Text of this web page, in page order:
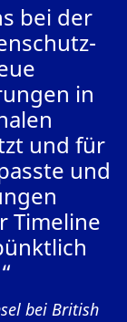
bei der
in
und für
und
Timeline
bei British